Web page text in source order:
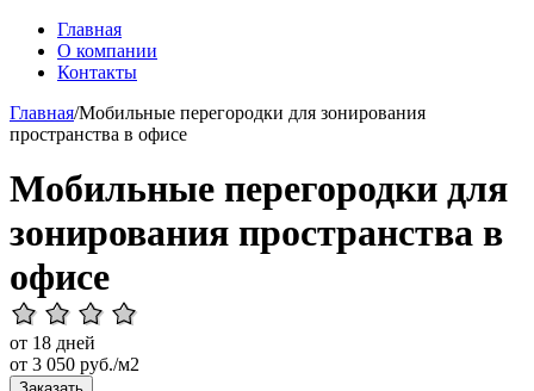
Главная
О компании
Контакты
Главная/Мобильные перегородки для зонирования
пространства в офисе
Мобильные перегородки для
зонирования пространства в
офисе
от 18 дней
от 3 050 руб./м2